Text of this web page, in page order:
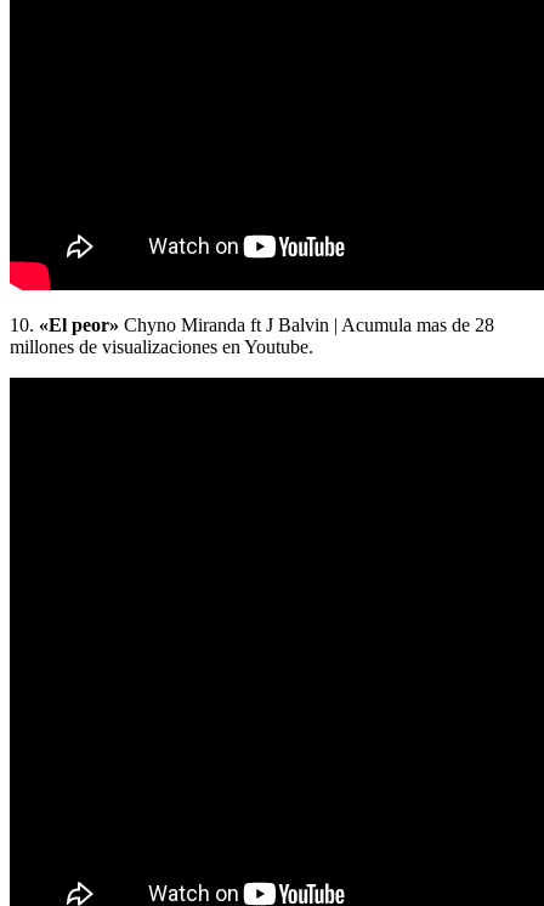
10. «El peor» Chyno Miranda ft J Balvin | Acumula mas de 28
millones de visualizaciones en Youtube.